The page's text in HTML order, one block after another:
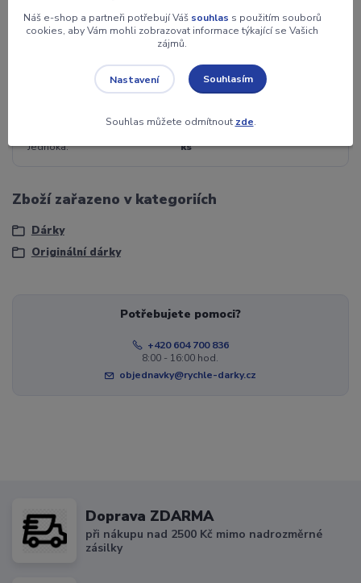
Materiál sklo, kov, dřevo
16x8 cm
Jednoka ks
Zboží zařazeno v kategoriích
Dárky
Originální dárky
Potřebujete pomoci?
+420 604 700 836
8:00 - 16:00 hod.
objednavky@rychle-darky.cz
Doprava ZDARMA
při nákupu nad 2500 Kč mimo nadrozměrné
zásilky
Náš e-shop a partneři potřebují Váš souhlas s použitím souborů
cookies, aby Vám mohli zobrazovat informace týkající se Vašich
zájmů.
Nastavení Souhlasím
Souhlas můžete odmítnout zde.